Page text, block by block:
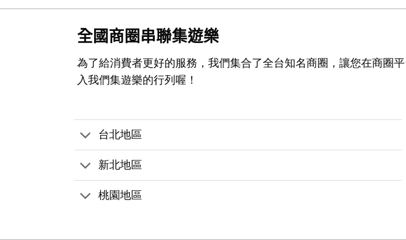
全國商圈串聯集遊樂
為了給消費者更好的服務，我們集合了全台知名商圈，讓您在商圈
入我們集遊樂的行列喔！
台北地區
新北地區
桃園地區